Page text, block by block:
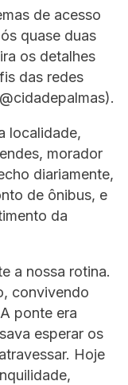
de acesso
quase duas
os detalhes
das redes
localidade,
morador
diariamente,
de ônibus, e
da
a nossa rotina.
convivendo
ponte era
esperar os
Hoje